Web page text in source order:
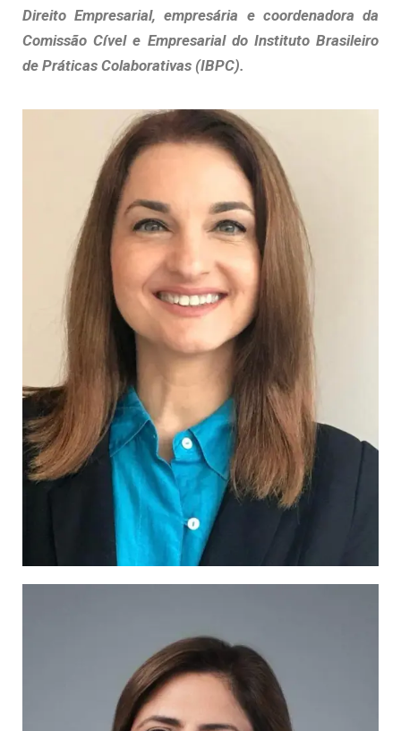
Direito Empresarial, empresária e coordenadora da
Comissão Cível e Empresarial do Instituto Brasileiro
de Práticas Colaborativas (IBPC).